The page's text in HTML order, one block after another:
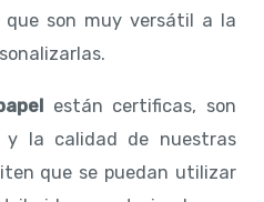
que son muy versátil a la
están certificas, son
y la calidad de nuestras
que se puedan utilizar